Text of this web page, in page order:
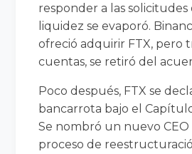
responder a las solicitudes
liquidez se evaporó.
ofreció adquirir FTX, pero
cuentas, se retiró del
Poco después, FTX se
bancarrota bajo el Capítulo
Se nombró un nuevo CEO
proceso de